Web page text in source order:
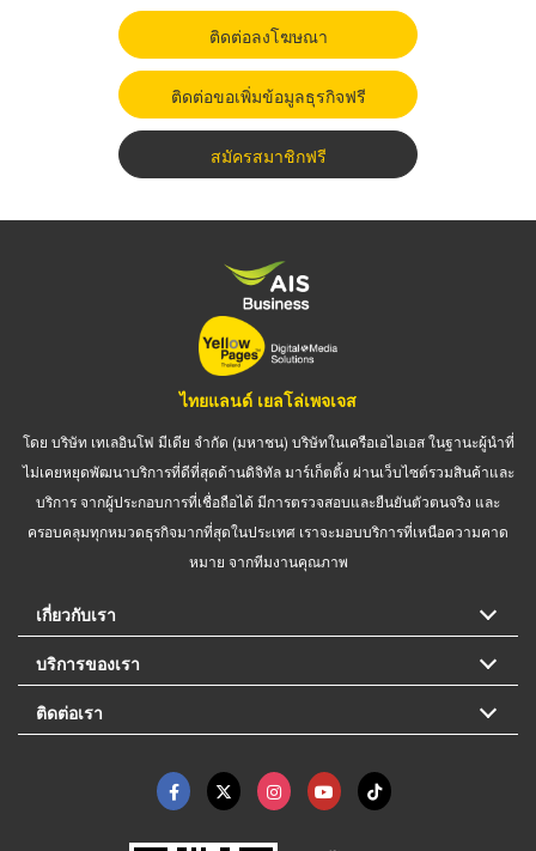
ติดต่อลงโฆษณา
ติดต่อขอเพิ่มข้อมูลธุรกิจฟรี
สมัครสมาชิกฟรี
ไทยแลนด์ เยลโล่เพจเจส
โดย บริษัท เทเลอินโฟ มีเดีย จำกัด (มหาชน) บริษัทในเครือเอไอเอส ในฐานะผู้นำที่
ไม่เคยหยุดพัฒนาบริการที่ดีที่สุดด้านดิจิทัล มาร์เก็ตติ้ง ผ่านเว็บไซต์รวมสินค้าและ
บริการ จากผู้ประกอบการที่เชื่อถือได้ มีการตรวจสอบและยืนยันตัวตนจริง และ
ครอบคลุมทุกหมวดธุรกิจมากที่สุดในประเทศ เราจะมอบบริการที่เหนือความคาด
หมาย จากทีมงานคุณภาพ
เกี่ยวกับเรา
บริการของเรา
ติดต่อเรา